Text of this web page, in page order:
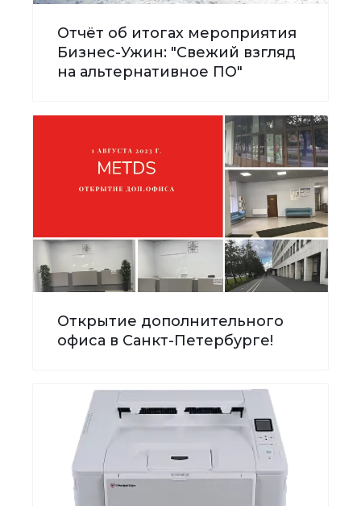
Отчёт об итогах мероприятия
Бизнес-Ужин: "Свежий взгляд
на альтернативное ПО"
Открытие дополнительного
офиса в Санкт-Петербурге!